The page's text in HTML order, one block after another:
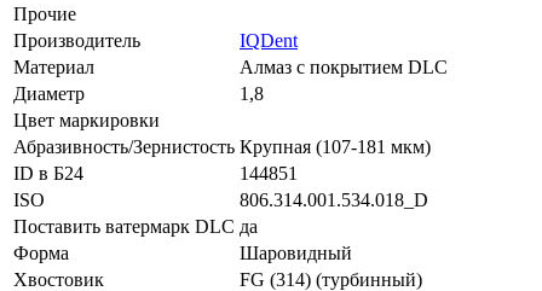
Прочие
Производитель
IQDent
Материал
Алмаз с покрытием DLC
Диаметр
1,8
Цвет маркировки
Абразивность/Зернистость Крупная (107-181 мкм)
ID в Б24
144851
ISO
806.314.001.534.018_D
Поставить ватермарк DLC да
Форма
Шаровидный
Хвостовик
FG (314) (турбинный)